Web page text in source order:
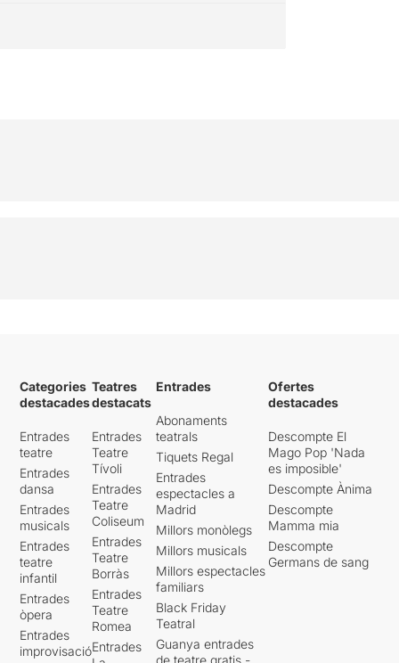
Categories
destacades
Entrades
teatre
Entrades
dansa
Entrades
musicals
Entrades
teatre
infantil
Entrades
òpera
Entrades
improvisació
Teatres
destacats
Entrades
Teatre
Tívoli
Entrades
Teatre
Coliseum
Entrades
Teatre
Borràs
Entrades
Teatre
Romea
Entrades
Entrades
Abonaments
teatrals
Tiquets Regal
Entrades
espectacles a
Madrid
Millors monòlegs
Millors musicals
Millors espectacles
familiars
Black Friday
Teatral
Guanya entrades
de teatre gratis -
Ofertes
destacades
Descompte El
Mago Pop 'Nada
es imposible'
Descompte Ànima
Descompte
Mamma mia
Descompte
Germans de sang